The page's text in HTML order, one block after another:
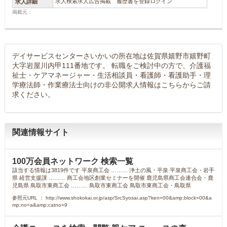
求人詳細
掲載元：
デイサービスセンターさいかいの所在地は佐賀県嬉野市嬉野町
大字岩屋川内甲111番地です。 転職をご検討中の方で、介護福
祉士・ケアマネージャー・生活相談員・看護師・看護助手・理
学療法師・作業療法士向けの非公開求人情報はこちらからご請
求ください。
関連情報サイト
100万会員ネットワーク 検索一覧
該当する情報は3819件です 平泉商工会 ……… 浄土の風・平泉 平泉商工会・岩手
県 経営支援課 ……… 商工会地区創業セミナーを開催 鹿児島県商工会連合会・鹿
児島県 鳥取市東商工会 ……… 鳥取市東商工会 鳥取市東商工会・鳥取県
参照元URL ： http://www.shokokai.or.jp/asp/SrcSyosai.asp?ken=00&amp;block=00&a
mp;no=a&amp;catno=9